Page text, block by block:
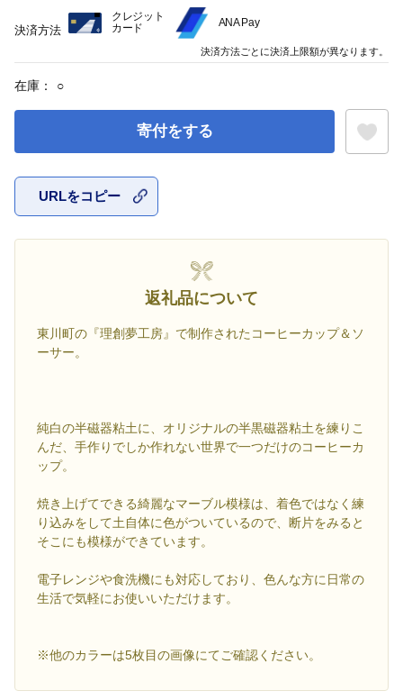
在庫： ○
寄付をする
URLをコピー
返礼品について
東川町の『理創夢工房』で制作されたコーヒーカップ＆ソ
ーサー。
純白の半磁器粘土に、オリジナルの半黒磁器粘土を練りこ
んだ、手作りでしか作れない世界で一つだけのコーヒーカ
ップ。
焼き上げてできる綺麗なマーブル模様は、着色ではなく練
り込みをして土自体に色がついているので、断片をみると
そこにも模様ができています。
電子レンジや食洗機にも対応しており、色んな方に日常の
生活で気軽にお使いいただけます。
※他のカラーは5枚目の画像にてご確認ください。
決済方法
クレジット
カード
ANA Pay
決済方法ごとに決済上限額が異なります。